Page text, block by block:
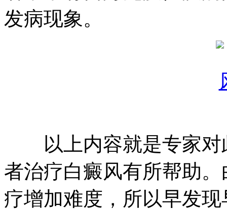
发病现象。
以上内容就是专家对
者治疗白癜风有所帮助
疗增加难度，所以早发